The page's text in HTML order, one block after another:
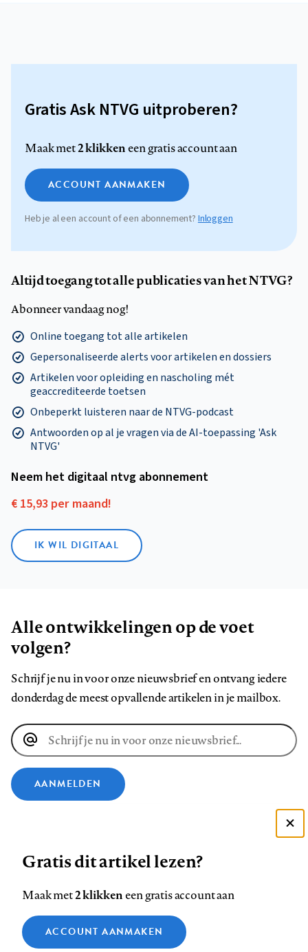
Gratis Ask NTVG uitproberen?
Maak met2 klikkeneen gratis account aan
ACCOUNT AANMAKEN
Heb je al een account of een abonnement?Inloggen
Altijd toegang tot alle publicaties van het NTVG?
Abonneer vandaag nog!
Online toegang tot alle artikelen
Gepersonaliseerde alerts voor artikelen en dossiers
Artikelen voor opleiding en nascholing mét
geaccrediteerde toetsen
Onbeperkt luisteren naar de NTVG-podcast
Antwoorden op al je vragen via de AI-toepassing 'Ask
NTVG'
Neem het digitaal ntvg abonnement
€ 15,93 per maand!
IK WIL DIGITAAL
Alle ontwikkelingen op de voet
volgen?
Schrijf je nu in voor onze nieuwsbrief en ontvang iedere
donderdag de meest opvallende artikelen in je mailbox.
E-
mailadres
AANMELDEN
ons
op
Facebook
ons
op
LinkedIn
ons
op
Bluesky
ons
op
Instagram
ons
op
YouTube
ons
Footer
Contact Colofon Disclaimer Privacy
Medische vragen verdienen
Gratis dit artikel lezen?
Maak met2 klikkeneen gratis account aan
ACCOUNT AANMAKEN
Zie onze cookie policy
Analytische cookies